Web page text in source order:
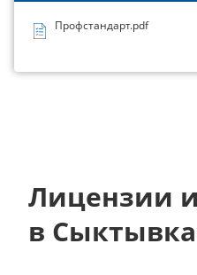
Профстандарт.pdf
Лицензии
в